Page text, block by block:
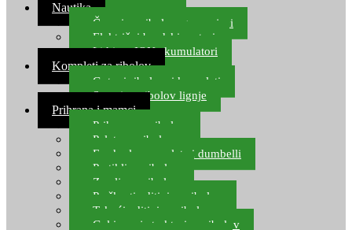
Nautika
Čamci za ribolov, gumenjaci
Električni brodski motori
Lithium ION akumulatori
Kompleti za ribolov
Gotovi ribolovni kompleti
Setovi za ribolov lignje
Prihrana i mamci
Prihrana za ribolov
Pelete za ribolov
Feeder lovne pelete i dumbelli
Partikli za ribolov
Zemlja za ribolov
Praškasti aditivi za ribolov
Tekući aditivi za ribolov
Gel i sprej atraktori za ribolov